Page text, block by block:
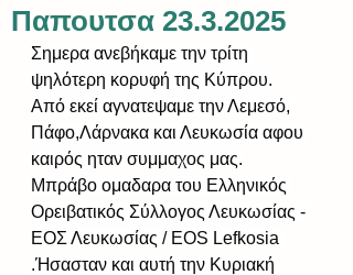
Παπουτσα 23.3.2025
Σημερα ανεβήκαμε την τρίτη
ψηλότερη κορυφή της Κύπρου.
Από εκεί αγνατεψαμε την Λεμεσό,
Πάφο,Λάρνακα και Λευκωσία αφου
καιρός ηταν συμμαχος μας.
Μπράβο ομαδαρα του Ελληνικός
Ορειβατικός Σύλλογος Λευκωσίας -
ΕΟΣ Λευκωσίας / EOS Lefkosia
.Ήσασταν και αυτή την Κυριακή